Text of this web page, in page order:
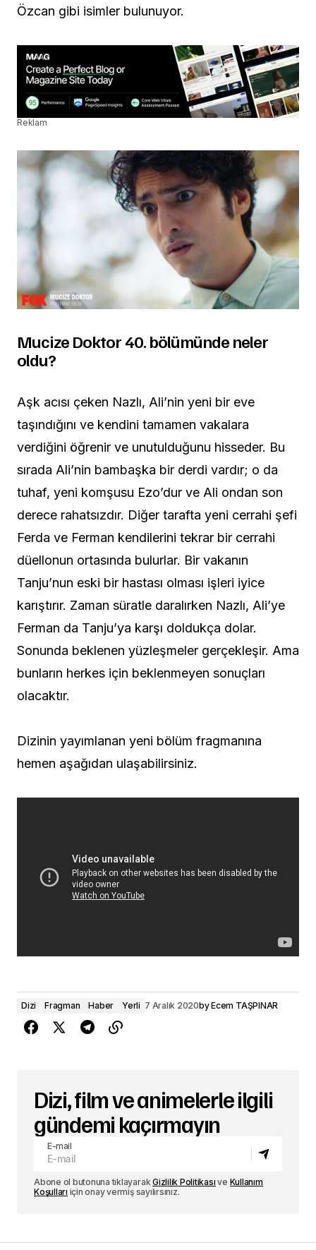
Özcan gibi isimler bulunuyor.
Reklam
Mucize Doktor 40. bölümünde neler
oldu?
Aşk acısı çeken Nazlı, Ali’nin yeni bir eve
taşındığını ve kendini tamamen vakalara
verdiğini öğrenir ve unutulduğunu hisseder. Bu
sırada Ali’nin bambaşka bir derdi vardır; o da
tuhaf, yeni komşusu Ezo’dur ve Ali ondan son
derece rahatsızdır. Diğer tarafta yeni cerrahi şefi
Ferda ve Ferman kendilerini tekrar bir cerrahi
düellonun ortasında bulurlar. Bir vakanın
Tanju’nun eski bir hastası olması işleri iyice
karıştırır. Zaman süratle daralırken Nazlı, Ali’ye
Ferman da Tanju’ya karşı doldukça dolar.
Sonunda beklenen yüzleşmeler gerçekleşir. Ama
bunların herkes için beklenmeyen sonuçları
olacaktır.
Dizinin yayımlanan yeni bölüm fragmanına
hemen aşağıdan ulaşabilirsiniz.
Dizi Fragman Haber Yerli 7 Aralık 2020byEcem TAŞPINAR
Dizi, film ve animelerle ilgili
gündemi kaçırmayın
E-mail
Abone ol butonuna tıklayarakGizlilik Politikası ve Kullanım
Koşulları için onay vermiş sayılırsınız.